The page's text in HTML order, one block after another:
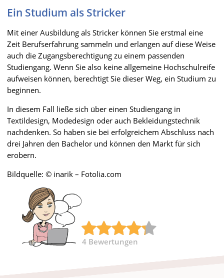
Ein Studium als Stricker
Mit einer Ausbildung als Stricker können Sie erstmal eine
Zeit Berufserfahrung sammeln und erlangen auf diese Weise
auch die Zugangsberechtigung zu einem passenden
Studiengang. Wenn Sie also keine allgemeine Hochschulreife
aufweisen können, berechtigt Sie dieser Weg, ein Studium zu
beginnen.
In diesem Fall ließe sich über einen Studiengang in
Textildesign, Modedesign oder auch Bekleidungstechnik
nachdenken. So haben sie bei erfolgreichem Abschluss nach
drei Jahren den Bachelor und können den Markt für sich
erobern.
Bildquelle: © inarik – Fotolia.com
4 Bewertungen